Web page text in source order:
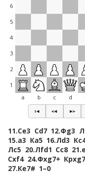
6
5
4
3
2
1
a
b c d
11.Сe3 Сd7 12.Фg3
15.a3 Кa5 16.Лd3
Лc5 20.Лfd1 Сc8 21.
Сxf4 24.Фxg7+ Крxg7
27.Кe7# 1–0